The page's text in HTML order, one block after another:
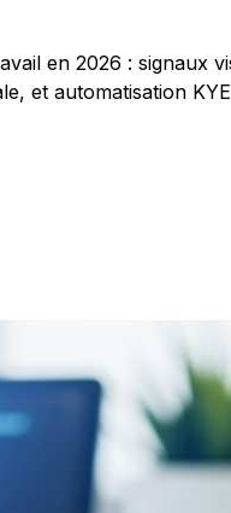
en 2026 : signaux
et automatisation